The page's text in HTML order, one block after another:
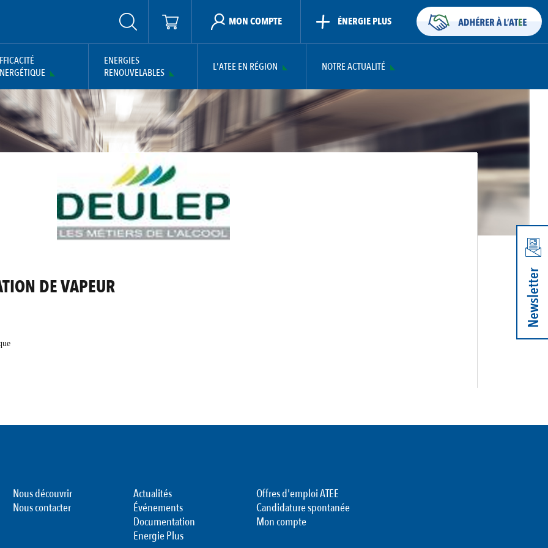
MON COMPTE ÉNERGIE PLUS
ENERGIES
RENOUVELABLES
L'ATEE EN RÉGION NOTRE ACTUALITÉ
DE VAPEUR Newsletter
Nous découvrir
Nous contacter
Actualités
Événements
Documentation
Energie Plus
Offres d'emploi ATEE
Candidature spontanée
Mon compte